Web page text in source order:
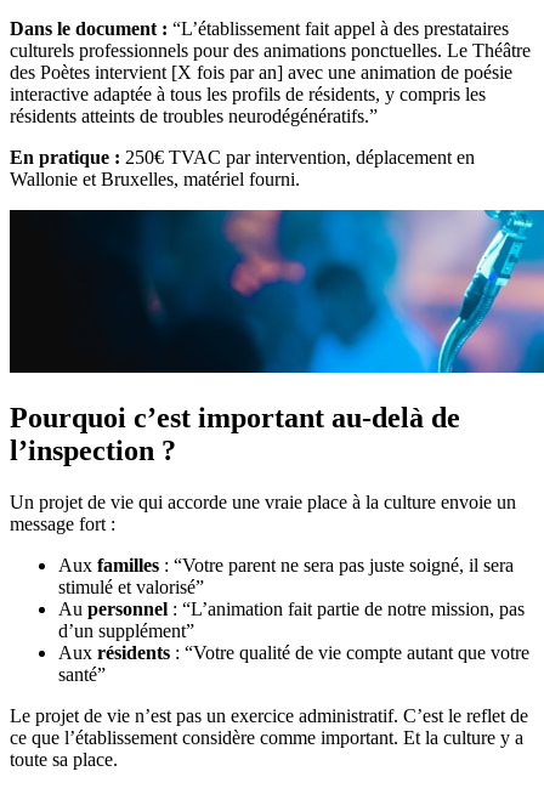
Dans le document : “L’établissement fait appel à des prestataires
culturels professionnels pour des animations ponctuelles. Le Théâtre
des Poètes intervient [X fois par an] avec une animation de poésie
interactive adaptée à tous les profils de résidents, y compris les
résidents atteints de troubles neurodégénératifs.”
En pratique : 250€ TVAC par intervention, déplacement en
Wallonie et Bruxelles, matériel fourni.
Pourquoi c’est important au-delà de
l’inspection ?
Un projet de vie qui accorde une vraie place à la culture envoie un
message fort :
Aux familles : “Votre parent ne sera pas juste soigné, il sera
stimulé et valorisé”
Au personnel : “L’animation fait partie de notre mission, pas
d’un supplément”
Aux résidents : “Votre qualité de vie compte autant que votre
santé”
Le projet de vie n’est pas un exercice administratif. C’est le reflet de
ce que l’établissement considère comme important. Et la culture y a
toute sa place.